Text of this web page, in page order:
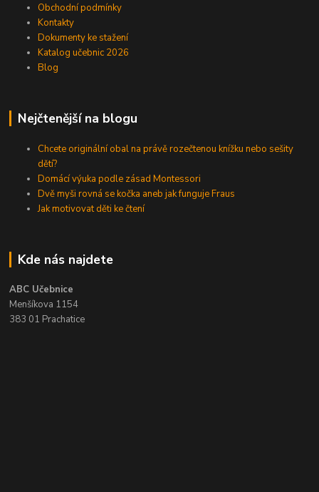
Obchodní podmínky
Kontakty
Dokumenty ke stažení
Katalog učebnic 2026
Blog
Nejčtenější na blogu
Chcete originální obal na právě rozečtenou knížku nebo sešity
dětí?
Domácí výuka podle zásad Montessori
Dvě myši rovná se kočka aneb jak funguje Fraus
Jak motivovat děti ke čtení
Kde nás najdete
ABC Učebnice
Menšíkova 1154
383 01 Prachatice